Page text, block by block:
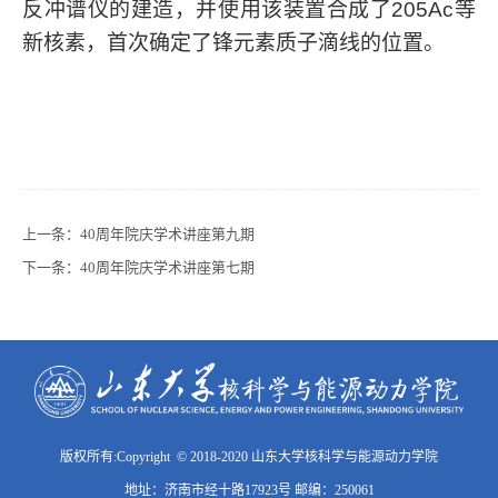
反冲谱仪的建造，并使用该装置合成了205Ac等
新核素，首次确定了锋元素质子滴线的位置。
上一条： 40周年院庆学术讲座第九期
下一条： 40周年院庆学术讲座第七期
版权所有:Copyright © 2018-2020 山东大学核科学与能源动力学院
地址：济南市经十路17923号 邮编：250061